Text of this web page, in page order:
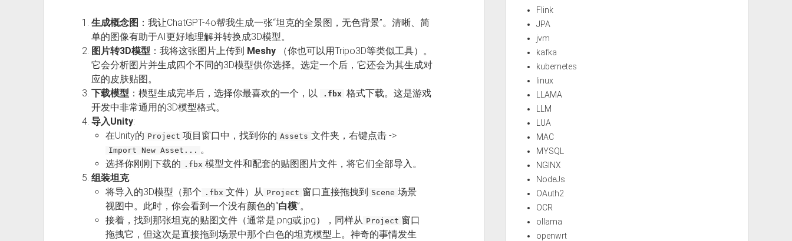
生成概念图 ：我让ChatGPT-4o帮我生成一张“坦克的全景图，无色背景”。清晰、简
单的图像有助于AI更好地理解并转换成3D模型。
图片转3D模型 ：我将这张图片上传到 Meshy（你也可以用Tripo3D等类似工具）。
它会分析图片并生成四个不同的3D模型供你选择。选定一个后，它还会为其生成对
应的皮肤贴图。
下载模型 ：模型生成完毕后，选择你最喜欢的一个，以 .fbx 格式下载。这是游戏
开发中非常通用的3D模型格式。
导入Unity:
在Unity的 Project 项目窗口中，找到你的 Assets 文件夹，右键点击 ->
Import New Asset... 。
选择你刚刚下载的 .fbx 模型文件和配套的贴图图片文件，将它们全部导入。
组装坦克:
将导入的3D模型（那个 .fbx 文件）从 Project 窗口直接拖拽到 Scene 场景
视图中。此时，你会看到一个没有颜色的“白模”。
接着，找到那张坦克的贴图文件（通常是.png或.jpg），同样从 Project 窗口
拖拽它，但这次是直接拖到场景中那个白色的坦克模型上。神奇的事情发生
Flink
JPA
jvm
kafka
kubernetes
linux
LLAMA
LLM
LUA
MAC
MYSQL
NGINX
NodeJs
OAuth2
OCR
ollama
openwrt